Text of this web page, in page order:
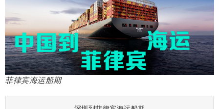
菲律宾海运船期